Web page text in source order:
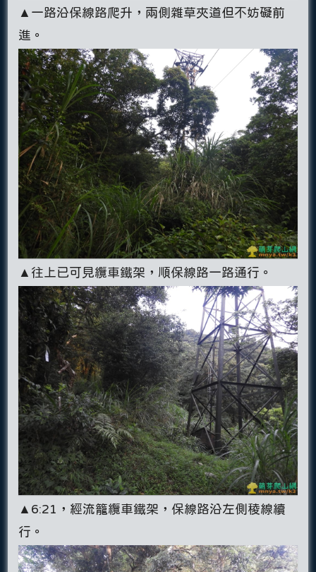
▲一路沿保線路爬升，兩側雜草夾道但不妨礙前
進。
▲往上已可見纜車鐵架，順保線路一路通行。
▲6:21，經流籠纜車鐵架，保線路沿左側稜線續
行。